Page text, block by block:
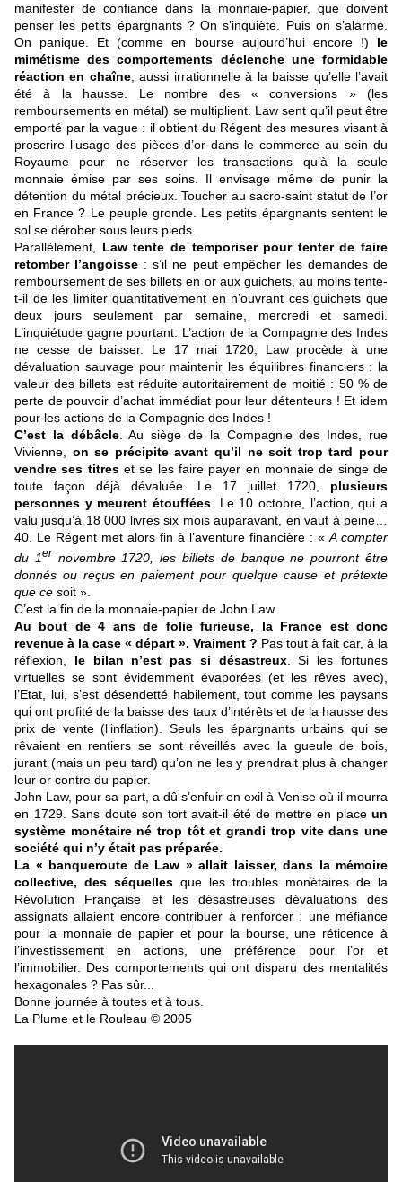
manifester de confiance dans la monnaie-papier, que doivent
penser les petits épargnants ? On s’inquiète. Puis on s’alarme.
On panique. Et (comme en bourse aujourd’hui encore !) le
mimétisme des comportements déclenche une formidable
réaction en chaîne, aussi irrationnelle à la baisse qu’elle l’avait
été à la hausse. Le nombre des « conversions » (les
remboursements en métal) se multiplient. Law sent qu’il peut être
emporté par la vague : il obtient du Régent des mesures visant à
proscrire l’usage des pièces d’or dans le commerce au sein du
Royaume pour ne réserver les transactions qu’à la seule
monnaie émise par ses soins. Il envisage même de punir la
détention du métal précieux. Toucher au sacro-saint statut de l’or
en France ? Le peuple gronde. Les petits épargnants sentent le
sol se dérober sous leurs pieds.
Parallèlement, Law tente de temporiser pour tenter de faire
retomber l’angoisse : s’il ne peut empêcher les demandes de
remboursement de ses billets en or aux guichets, au moins tente-
t-il de les limiter quantitativement en n’ouvrant ces guichets que
deux jours seulement par semaine, mercredi et samedi.
L’inquiétude gagne pourtant. L’action de la Compagnie des Indes
ne cesse de baisser. Le 17 mai 1720, Law procède à une
dévaluation sauvage pour maintenir les équilibres financiers : la
valeur des billets est réduite autoritairement de moitié : 50 % de
perte de pouvoir d’achat immédiat pour leur détenteurs ! Et idem
pour les actions de la Compagnie des Indes !
C’est la débâcle. Au siège de la Compagnie des Indes, rue
Vivienne, on se précipite avant qu’il ne soit trop tard pour
vendre ses titreset se les faire payer en monnaie de singe de
toute façon déjà dévaluée. Le 17 juillet 1720, plusieurs
personnes y meurent étouffées . Le 10 octobre, l’action, qui a
valu jusqu’à 18 000 livres six mois auparavant, en vaut à peine…
40. Le Régent met alors fin à l’aventure financière : « A compter
du 1er novembre 1720, les billets de banque ne pourront être
donnés ou reçus en paiement pour quelque cause et prétexte
que ce soit ».
C’est la fin de la monnaie-papier de John Law.
Au bout de 4 ans de folie furieuse, la France est donc
revenue à la case « départ ». Vraiment ? Pas tout à fait car, à la
réflexion, le bilan n’est pas si désastreux. Si les fortunes
virtuelles se sont évidemment évaporées (et les rêves avec),
l’Etat, lui, s’est désendetté habilement, tout comme les paysans
qui ont profité de la baisse des taux d’intérêts et de la hausse des
prix de vente (l’inflation). Seuls les épargnants urbains qui se
rêvaient en rentiers se sont réveillés avec la gueule de bois,
jurant (mais un peu tard) qu’on ne les y prendrait plus à changer
leur or contre du papier.
John Law, pour sa part, a dû s’enfuir en exil à Venise où il mourra
en 1729. Sans doute son tort avait-il été de mettre en place un
système monétaire né trop tôt et grandi trop vite dans une
société qui n’y était pas préparée.
La « banqueroute de Law » allait laisser, dans la mémoire
collective, des séquelles que les troubles monétaires de la
Révolution Française et les désastreuses dévaluations des
assignats allaient encore contribuer à renforcer : une méfiance
pour la monnaie de papier et pour la bourse, une réticence à
l’investissement en actions, une préférence pour l’or et
l’immobilier. Des comportements qui ont disparu des mentalités
hexagonales ? Pas sûr...
Bonne journée à toutes et à tous.
La Plume et le Rouleau © 2005